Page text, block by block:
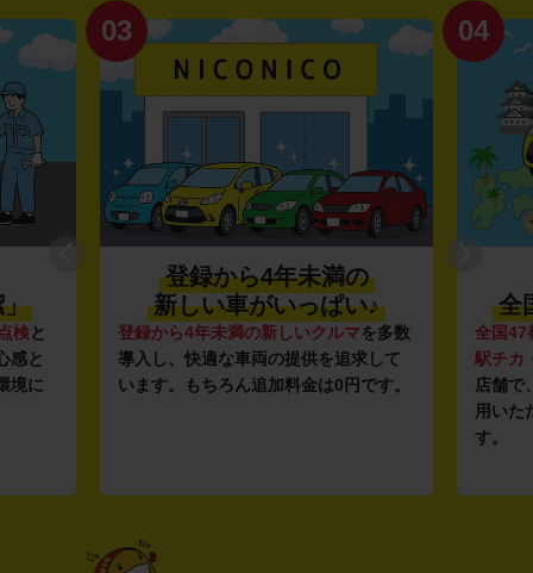
」
検と
感と
境に
03
登録から4年未満の
新しい車がいっぱい♪
登録から4年未満の新しいクルマを多数
導入し、快適な車両の提供を追求して
います。もちろん追加料金は0円です。
04
全
全国47
駅チカ
店舗で
用いた
す。